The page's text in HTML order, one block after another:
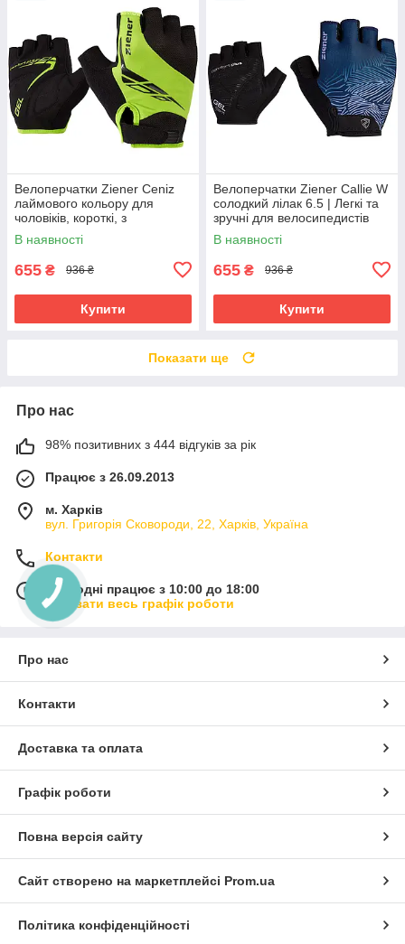
Велоперчатки Ziener Ceniz
лаймового кольору для
чоловіків, короткі, з
амортизуючими вставками та
гелевими подушечками
В наявності
655 ₴ 936 ₴
Купити
Велоперчатки Ziener Callie W
солодкий лілак 6.5 | Легкі та
зручні для велосипедистів
В наявності
655 ₴ 936 ₴
Купити
Показати ще
Про нас
98% позитивних з 444 відгуків за рік
Працює з 26.09.2013
м. Харків
вул. Григорія Сковороди, 22, Харків, Україна
Контакти
Сьогодні працює з 10:00 до 18:00
Показати весь графік роботи
Про нас
Контакти
Доставка та оплата
Графік роботи
Повна версія сайту
Сайт створено на маркетплейсі Prom.ua
Політика конфіденційності